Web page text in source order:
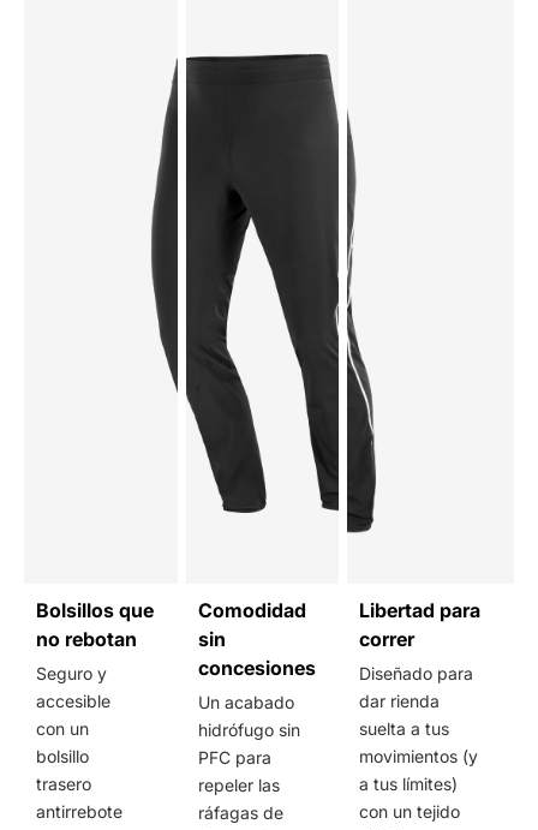
Bolsillos que
no rebotan
Seguro y
accesible
con un
bolsillo
trasero
antirrebote
Comodidad
sin
concesiones
Un acabado
hidrófugo sin
PFC para
repeler las
ráfagas de
Libertad para
correr
Diseñado para
dar rienda
suelta a tus
movimientos (y
a tus límites)
con un tejido